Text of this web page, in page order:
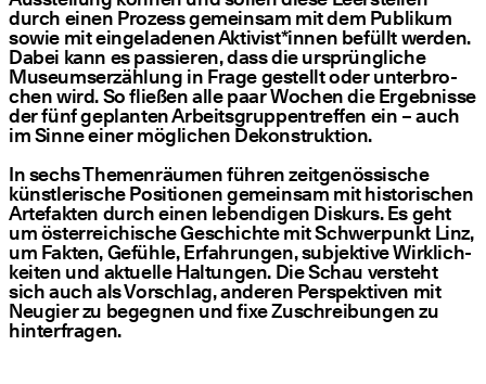
durch einen Pro­zess gemein­sam mit dem Publi­kum
sowie mit ein­ge­la­de­nen Aktivist*innen befüllt wer­den.
Dabei kann es pas­sie­ren, dass die ursprüng­li­che
Muse­umser­zäh­lung in Fra­ge gestellt oder unter­bro­
chen wird. So flie­ßen alle paar Wochen die Ergeb­nis­se
der fünf geplan­ten Arbeits­grup­pen­tref­fen ein – auch
im Sin­ne einer mög­li­chen Dekonstruktion.
In sechs The­men­räu­men füh­ren zeit­ge­nös­si­sche
künst­le­ri­sche Posi­tio­nen gemein­sam mit his­to­ri­schen
Arte­fak­ten durch einen leben­di­gen Dis­kurs. Es geht
um öster­rei­chi­sche Geschich­te mit Schwer­punkt Linz,
um Fak­ten, Gefüh­le, Erfah­run­gen, sub­jek­ti­ve Wirk­lich­
kei­ten und aktu­el­le Hal­tun­gen. Die Schau ver­steht
sich auch als Vor­schlag, ande­ren Per­spek­ti­ven mit
Neu­gier zu begeg­nen und fixe Zuschrei­bun­gen zu
hinterfragen.